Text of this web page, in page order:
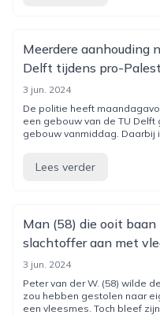
Meerdere aanhouding
Delft tijdens pro-
3 jun. 2024
De politie heeft
een gebouw van de TU
gebouw vanmiddag. Daarbij
Lees verder
Man (58) die ooit
slachtoffer aan met
3 jun. 2024
Peter van der W. (58) wilde
zou hebben gestolen naar
een vleesmes. Toch bleef